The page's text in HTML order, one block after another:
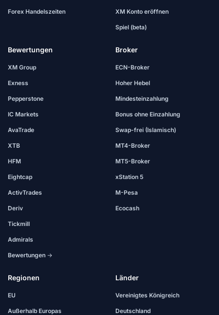
Forex Handelszeiten XM Konto eröffnen
Spiel (beta)
Bewertungen
XM Group
Exness
Pepperstone
IC Markets
AvaTrade
XTB
HFM
Eightcap
ActivTrades
Deriv
Tickmill
Admirals
Bewertungen →
Broker
ECN-Broker
Hoher Hebel
Mindesteinzahlung
Bonus ohne Einzahlung
Swap-frei (Islamisch)
MT4-Broker
MT5-Broker
xStation 5
M-Pesa
Ecocash
Regionen
EU
Außerhalb Europas
Länder
Vereinigtes Königreich
Deutschland